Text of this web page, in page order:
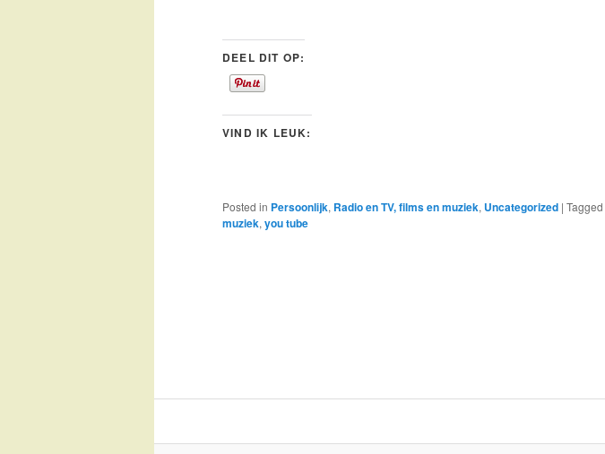
DEEL DIT OP:
VIND IK LEUK:
Posted in Persoonlijk, Radio en TV, films en muziek, Uncategorized | Tagged
muziek, you tube